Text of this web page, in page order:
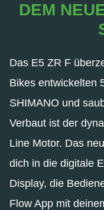
DEM
Das E5 ZR F
Bikes entwickelten
SHIMANO und
Verbaut ist der
Line Motor. Das
dich in die digitale
Display, die
Flow App mit